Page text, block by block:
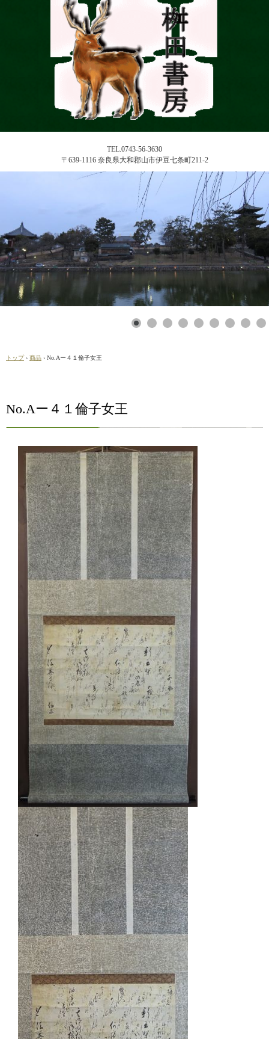
TEL.0743-56-3630
〒639-1116 奈良県大和郡山市伊豆七条町211-2
トップ › 商品 › No.Aー４１倫子女王
No.Aー４１倫子女王